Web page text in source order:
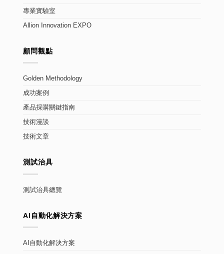
專業實驗室
Allion Innovation EXPO
顧問觀點
Golden Methodology
成功案例
產品採購關鍵指南
技術漫談
技術文章
測試治具
測試治具總覽
AI自動化解決方案
AI自動化解決方案